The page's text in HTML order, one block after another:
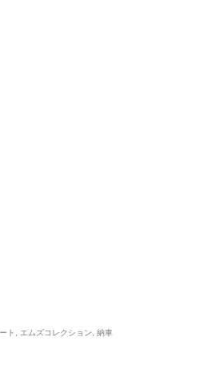
ト エムズコレクション 納車